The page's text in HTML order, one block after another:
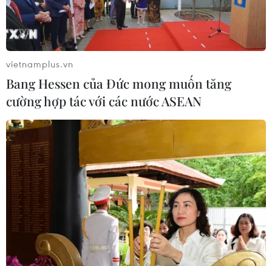
Hà Nội: Không cách ly người về từ vùng
đỏ, da cam tiêm đủ vaccine
18/11/2021 14:00
Theo quy định mới, những người về từ các địa phương
có dịch đã tiêm đủ 2 liều vaccine chỉ tự theo dõi sức
khỏe tại nhà, nếu có dấu hiệu bất thường thì báo cho cơ
quan y tế.
vietnamplus.vn
Bang Hessen của Đức mong muốn tăng
cường hợp tác với các nước ASEAN